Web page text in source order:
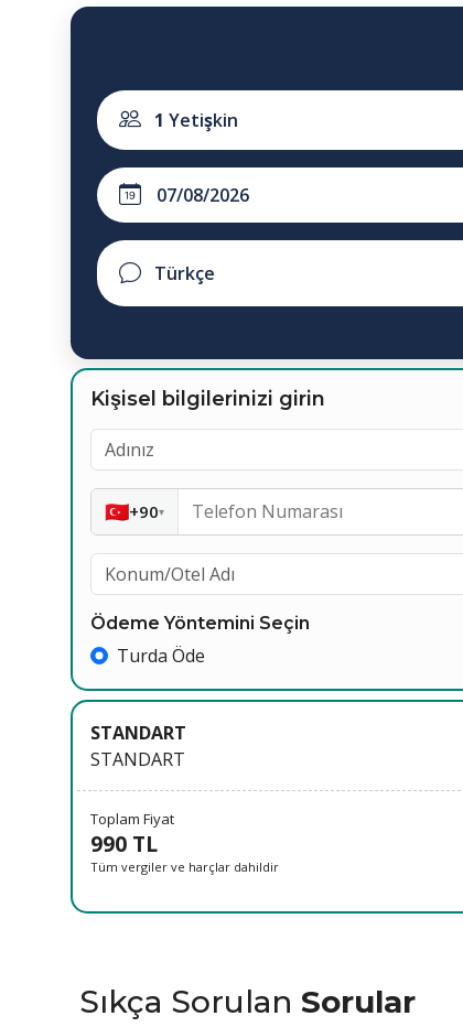
1 Yetişkin
Kişisel bilgilerinizi girin
🇹🇷+90▾
Ödeme Yöntemini Seçin
Turda Öde
STANDART
STANDART
Toplam Fiyat
990 TL
Tüm vergiler ve harçlar dahildir
Sıkça Sorulan Sorular